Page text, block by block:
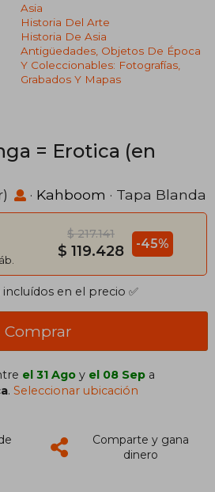
Asia
Historia Del Arte
Historia De Asia
Antigüedades, Objetos De Época
Y Coleccionables: Fotografías,
Grabados Y Mapas
= Erotica (en
· Kahboom · Tapa Blanda
$ 217.141
$ 119.428 -45%
en el precio ✅
Comprar
el 31 Ago y el 08 Sep a
.Seleccionar ubicación
Comparte y gana
dinero